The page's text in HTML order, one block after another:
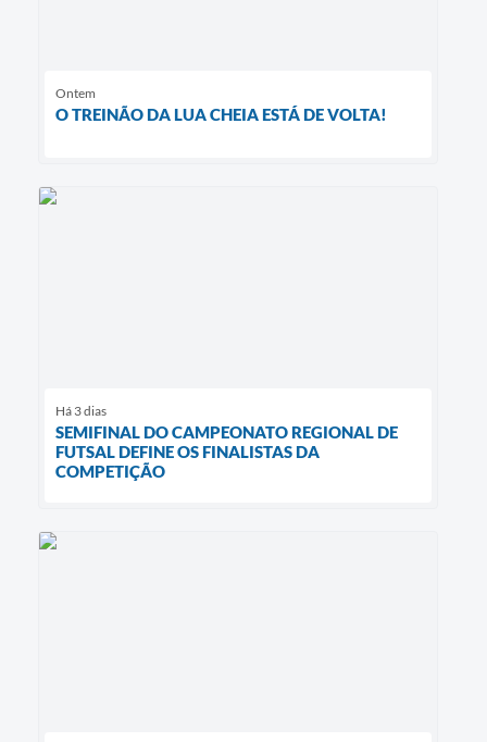
Ontem
O TREINÃO DA LUA CHEIA ESTÁ DE VOLTA!
Há 3 dias
SEMIFINAL DO CAMPEONATO REGIONAL DE
FUTSAL DEFINE OS FINALISTAS DA
COMPETIÇÃO